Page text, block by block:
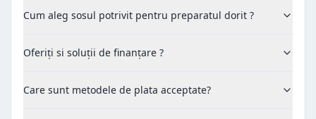
Cum aleg sosul potrivit pentru preparatul dorit ?
Oferiți si soluții de finanțare ?
Care sunt metodele de plata acceptate?